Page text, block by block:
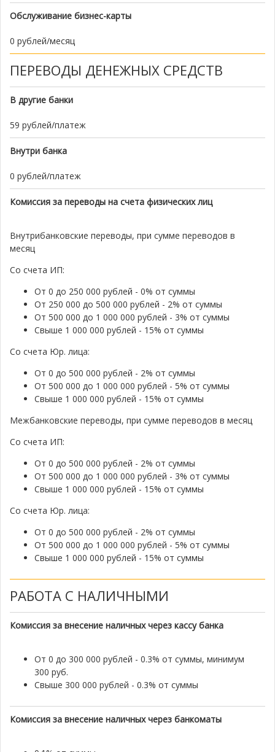
Обслуживание бизнес-карты
0 рублей/месяц
ПЕРЕВОДЫ ДЕНЕЖНЫХ СРЕДСТВ
В другие банки
59 рублей/платеж
Внутри банка
0 рублей/платеж
Комиссия за переводы на счета физических лиц
Внутрибанковские переводы, при сумме переводов в
месяц
Со счета ИП:
От 0 до 250 000 рублей - 0% от суммы
От 250 000 до 500 000 рублей - 2% от суммы
От 500 000 до 1 000 000 рублей - 3% от суммы
Свыше 1 000 000 рублей - 15% от суммы
Со счета Юр. лица:
От 0 до 500 000 рублей - 2% от суммы
От 500 000 до 1 000 000 рублей - 5% от суммы
Свыше 1 000 000 рублей - 15% от суммы
Межбанковские переводы, при сумме переводов в месяц
Со счета ИП:
От 0 до 500 000 рублей - 2% от суммы
От 500 000 до 1 000 000 рублей - 3% от суммы
Свыше 1 000 000 рублей - 15% от суммы
Со счета Юр. лица:
От 0 до 500 000 рублей - 2% от суммы
От 500 000 до 1 000 000 рублей - 5% от суммы
Свыше 1 000 000 рублей - 15% от суммы
РАБОТА С НАЛИЧНЫМИ
Комиссия за внесение наличных через кассу банка
От 0 до 300 000 рублей - 0.3% от суммы, минимум
300 руб.
Свыше 300 000 рублей - 0.3% от суммы
Комиссия за внесение наличных через банкоматы